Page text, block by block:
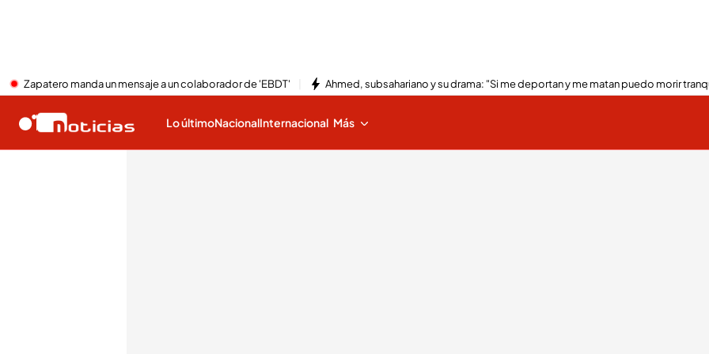
Zapatero manda un mensaje a un colaborador de 'EBDT' Ahmed, subsahariano y su drama: "Si me deportan y me matan puedo morir
Lo últimoNacionalInternacional Más